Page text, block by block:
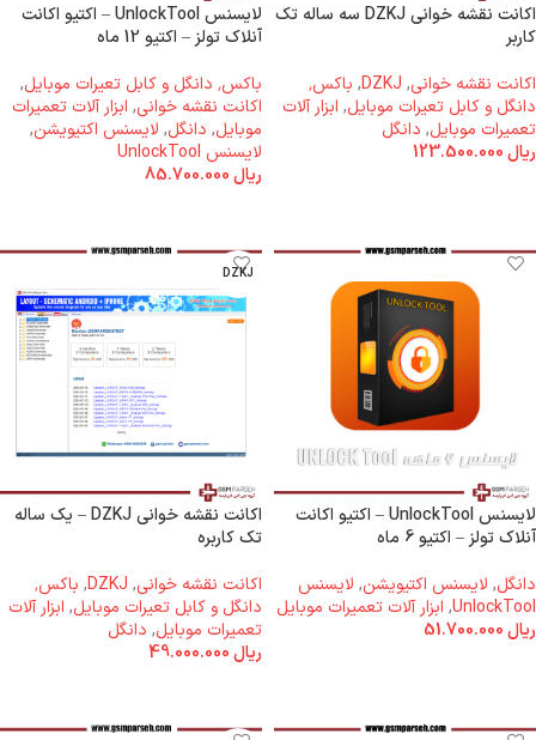
اکانت نقشه خوانی DZKJ سه ساله تک
کاربر
اکانت نقشه خوانی,
DZKJ
,
باکس٬
دانگل و کابل تعیرات موبایل, ابزار آلات
تعمیرات موبایل, دانگل
ریال
لایسنس UnlockTool – اکتیو اکانت
آنلاک تولز – اکتیو 12 ماه
باکس٬ دانگل و کابل تعیرات موبایل
,
اکانت نقشه خوانی, ابزار آلات تعمیرات
موبایل, دانگل, لایسنس اکتیویشن,
لایسنس UnlockTool
ریال
لایسنس UnlockTool – اکتیو اکانت
آنلاک تولز – اکتیو 6 ماه
دانگل, لایسنس اکتیویشن, لایسنس
UnlockTool
, ابزار آلات تعمیرات موبایل
ریال
DZKJ
اکانت نقشه خوانی DZKJ – یک ساله
تک کاربره
اکانت نقشه خوانی,
DZKJ
,
باکس٬
دانگل و کابل تعیرات موبایل, ابزار آلات
تعمیرات موبایل, دانگل
ریال